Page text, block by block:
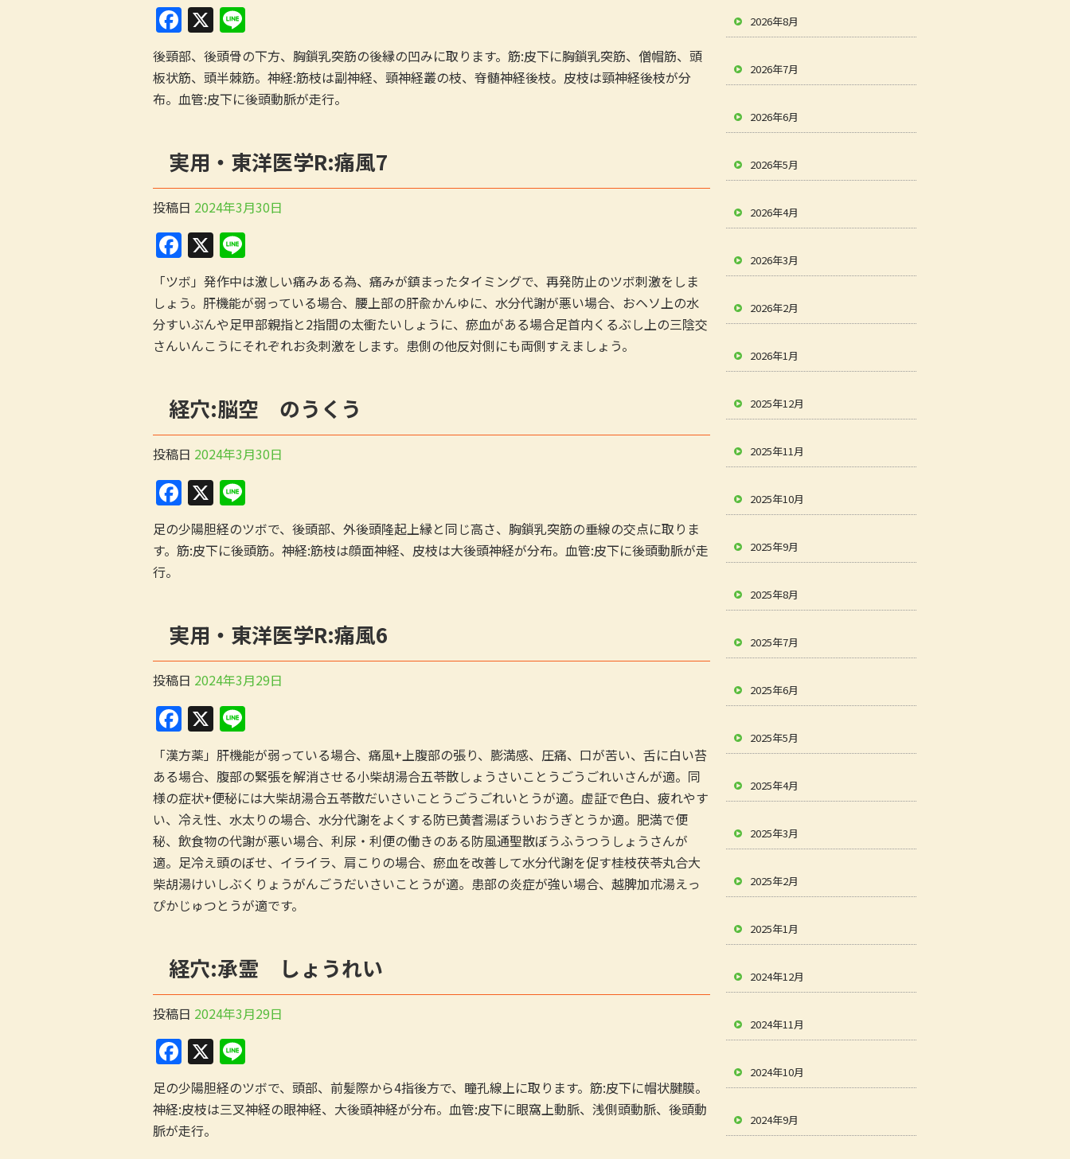
F
a
c
e
o
o
k
X
n
e
後頸部、後頭骨の下方、胸鎖乳突筋の後縁の凹みに取ります。筋:皮下に胸鎖乳突筋、僧帽筋、頭
板状筋、頭半棘筋。神経:筋枝は副神経、頸神経叢の枝、脊髄神経後枝。皮枝は頸神経後枝が分
布。血管:皮下に後頭動脈が走行。
実用・東洋医学R:痛風7
投稿日 2024年3月30日
F
a
c
e
b
o
k
X
n
e
「ツボ」発作中は激しい痛みある為、痛みが鎮まったタイミングで、再発防止のツボ刺激をしま
しょう。肝機能が弱っている場合、腰上部の肝兪かんゆに、水分代謝が悪い場合、おヘソ上の水
分すいぶんや足甲部親指と2指間の太衝たいしょうに、瘀血がある場合足首内くるぶし上の三陰交
さんいんこうにそれぞれお灸刺激をします。患側の他反対側にも両側すえましょう。
経穴:脳空 のうくう
投稿日 2024年3月30日
F
a
c
e
o
o
k
X
n
e
足の少陽胆経のツボで、後頭部、外後頭隆起上縁と同じ高さ、胸鎖乳突筋の垂線の交点に取りま
す。筋:皮下に後頭筋。神経:筋枝は顔面神経、皮枝は大後頭神経が分布。血管:皮下に後頭動脈が走
行。
実用・東洋医学R:痛風6
投稿日 2024年3月29日
F
a
c
e
b
o
o
k
X
n
e
「漢方薬」肝機能が弱っている場合、痛風+上腹部の張り、膨満感、圧痛、口が苦い、舌に白い苔
ある場合、腹部の緊張を解消させる小柴胡湯合五苓散しょうさいことうごうごれいさんが適。同
様の症状+便秘には大柴胡湯合五苓散だいさいことうごうごれいとうが適。虚証で色白、疲れやす
い、冷え性、水太りの場合、水分代謝をよくする防已黄耆湯ぼういおうぎとうか適。肥満で便
秘、飲食物の代謝が悪い場合、利尿・利便の働きのある防風通聖散ぼうふうつうしょうさんが
適。足冷え頭のぼせ、イライラ、肩こりの場合、瘀血を改善して水分代謝を促す桂枝茯苓丸合大
柴胡湯けいしぶくりょうがんごうだいさいことうが適。患部の炎症が強い場合、越脾加朮湯えっ
ぴかじゅつとうが適です。
経穴:承霊 しょうれい
投稿日 2024年3月29日
F
a
c
e
X
n
e
足の少陽胆経のツボで、頭部、前髪際から4指後方で、瞳孔線上に取ります。筋:皮下に帽状腱膜。
神経:皮枝は三叉神経の眼神経、大後頭神経が分布。血管:皮下に眼窩上動脈、浅側頭動脈、後頭動
脈が走行。
2026年8月
2026年7月
2026年6月
2026年5月
2026年4月
2026年3月
2026年2月
2026年1月
2025年12月
2025年11月
2025年10月
2025年9月
2025年8月
2025年7月
2025年6月
2025年5月
2025年4月
2025年3月
2025年2月
2025年1月
2024年12月
2024年11月
2024年10月
2024年9月